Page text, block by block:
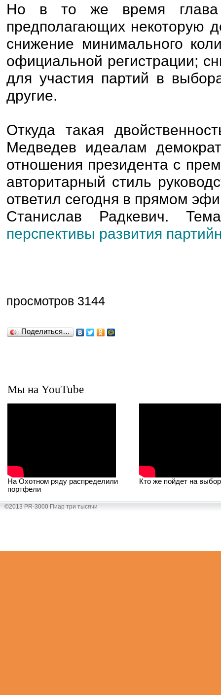
Но в то же время глава
предполагающих некоторую
снижение минимального
официальной регистрации;
для участия партий в
другие.
Откуда такая
Медведев идеалам
отношения президента с
авторитарный стиль
ответил сегодня в прямом
Станислав Радкевич.
перспективы развития
просмотров 3144
Поделиться…
Мы на YouTube
На Охотном ряду распределили
портфели
Кто же пойдет на
©2013 PR-3000 Пиар три тысячи